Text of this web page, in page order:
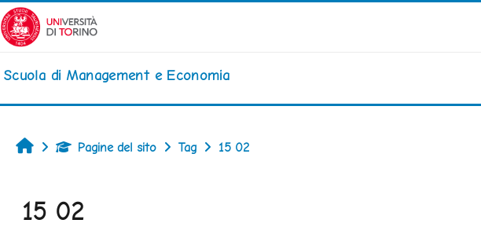
Vai al contenuto principale
Scuola di Management e Economia
HomePagine del sito Tag 15 02
15 02